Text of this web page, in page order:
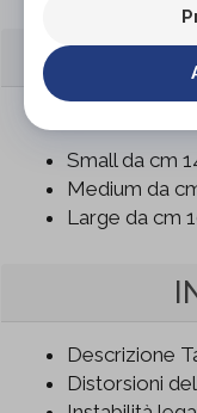
Small da cm
Medium da
Large da cm
Descrizione
Distorsioni